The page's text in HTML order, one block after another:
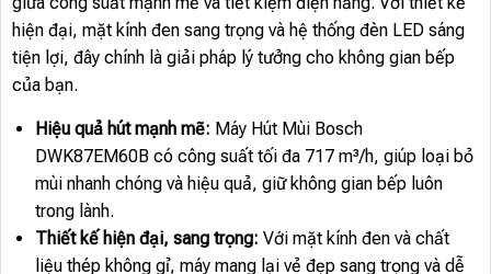
hiện đại, mặt kính đen sang trọng và hệ thống đèn LED sáng
tiện lợi, đây chính là giải pháp lý tưởng cho không gian bếp
của bạn.
Hiệu quả hút mạnh mẽ: Máy Hút Mùi Bosch
DWK87EM60B có công suất tối đa 717 m³/h, giúp loại bỏ
mùi nhanh chóng và hiệu quả, giữ không gian bếp luôn
trong lành.
Thiết kế hiện đại, sang trọng: Với mặt kính đen và chất
liệu thép không gỉ, máy mang lại vẻ đẹp sang trọng và dễ